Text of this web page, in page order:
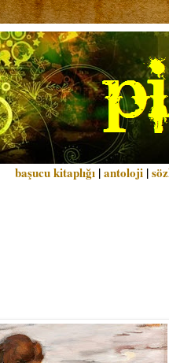
başucu kitaplığı |antoloji |